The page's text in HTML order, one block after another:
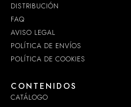
DISTRIBUCIÓN
FAQ
AVISO LEGAL
POLÍTICA DE ENVÍOS
POLÍTICA DE COOKIES
CONTENIDOS
CATÁLOGO